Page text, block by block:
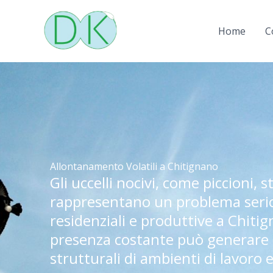
contenuto
Home
Allontanamento Volatili a Chitignano
Gli uccelli nocivi, come piccioni,
rappresentano un problema
residenziali e produttive a
presenza costante può generare
strutturali di ambienti di lavoro